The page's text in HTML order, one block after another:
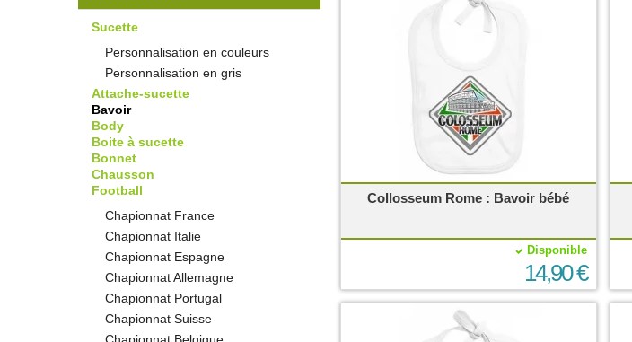
Collosseum Rome : Bavoir bébé
Disponible
14,90 €
Sucette
Personnalisation en couleurs
Personnalisation en gris
Attache-sucette
Bavoir
Body
Boite à sucette
Bonnet
Chausson
Football
Chapionnat France
Chapionnat Italie
Chapionnat Espagne
Chapionnat Allemagne
Chapionnat Portugal
Chapionnat Suisse